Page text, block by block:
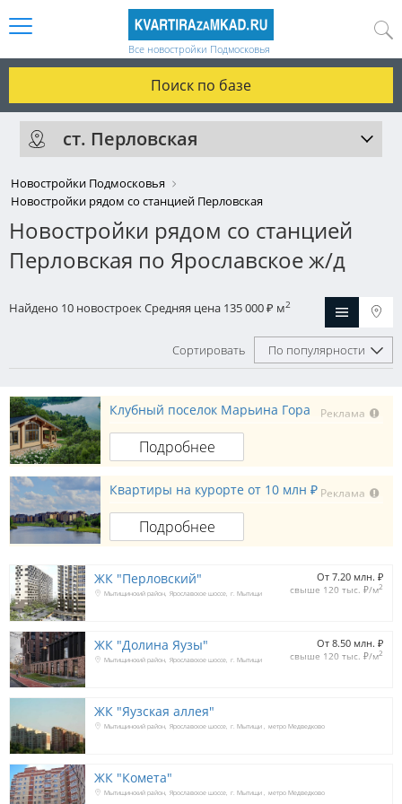
Все новостройки Подмосковья
Поиск по базе
ст. Перловская
Новостройки Подмосковья
Новостройки рядом со станцией Перловская
Новостройки рядом со станцией
Перловская по Ярославское ж/д
Найдено 10 новостроекСредняя цена 135 000 ₽ м2
Сортировать По популярности
Реклама
Клубный поселок Марьина Гора
Подробнее
Реклама
Квартиры на курорте от 10 млн ₽
Подробнее
ЖК "Перловский" От 7.20 млн. ₽
свыше 120 тыс. ₽/м2
Мытищинский район Ярославское шоссе г. Мытищи
ЖК "Долина Яузы" От 8.50 млн. ₽
свыше 120 тыс. ₽/м2
Мытищинский район Ярославское шоссе г. Мытищи
ЖК "Яузская аллея"
Мытищинский район Ярославское шоссе г. Мытищи метро Медведково
ЖК "Комета"
Мытищинский район Ярославское шоссе г. Мытищи метро Медведково